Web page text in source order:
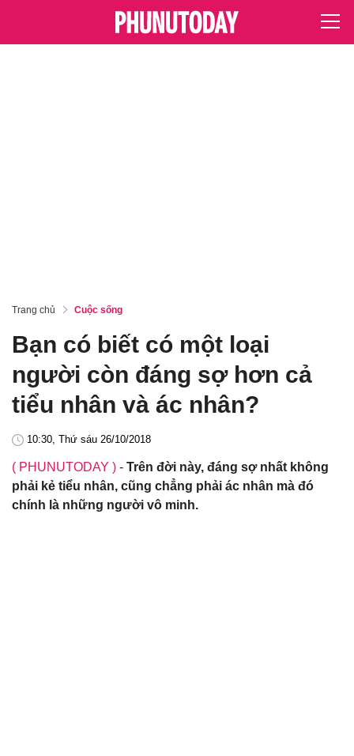
Trang chủ Cuộc sống
Bạn có biết có một loại
người còn đáng sợ hơn cả
tiểu nhân và ác nhân?
10:30, Thứ sáu 26/10/2018
( PHUNUTODAY ) - Trên đời này, đáng sợ nhất không
phải kẻ tiểu nhân, cũng chẳng phải ác nhân mà đó
chính là những người vô minh.